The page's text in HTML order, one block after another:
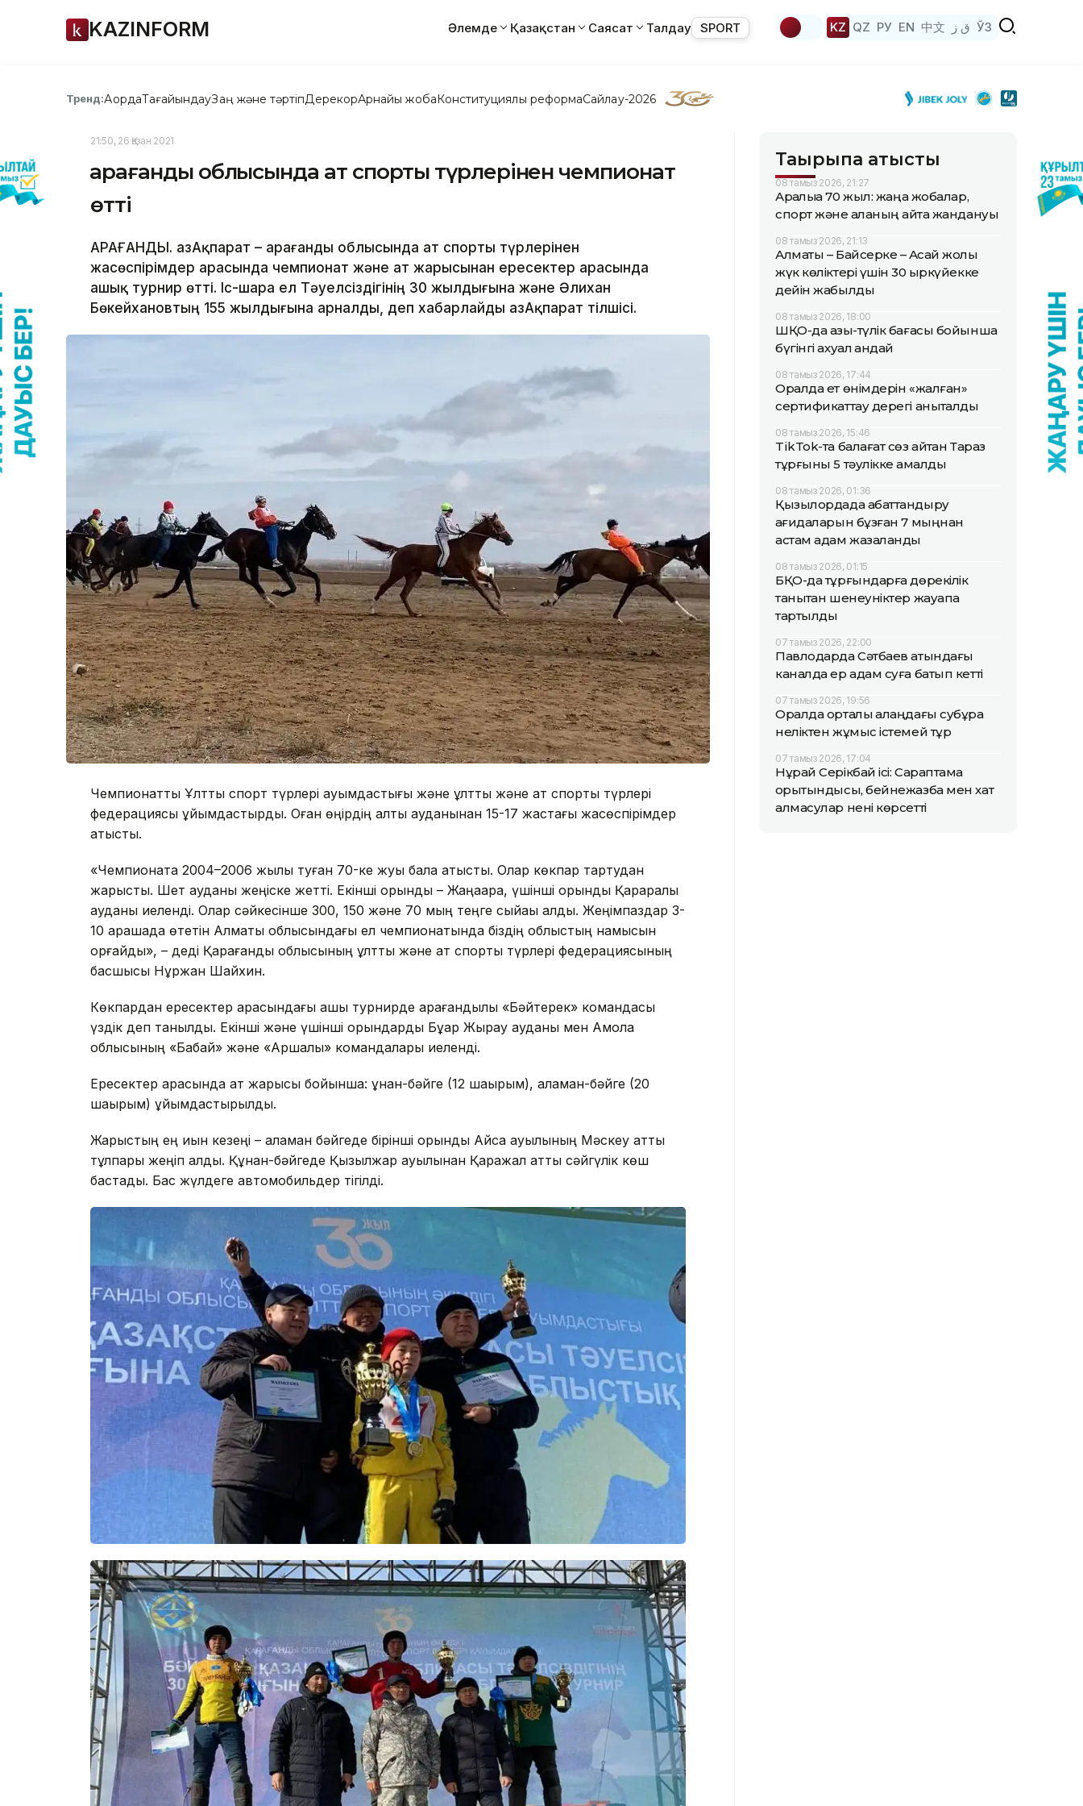
KAZINFORM Әлемде Қазақстан Саясат Талдау SPORT KZ QZ РУ EN 中文 ق ز ЎЗ
Тренд:АқордаТағайындауЗаң және тәртіпДерекқорАрнайы жобаКонституциялық реформаСайлау-2026
21:50, 26 Қазан 2021
Қарағанды облысында ат спорты түрлерінен чемпионат
өтті
ҚАРАҒАНДЫ. ҚазАқпарат – Қарағанды облысында ат спорты түрлерінен
жасөспірімдер арасында чемпионат және ат жарысынан ересектер арасында
ашық турнир өтті. Іс-шара ел Тәуелсіздігінің 30 жылдығына және Әлихан
Бөкейхановтың 155 жылдығына арналды, деп хабарлайды ҚазАқпарат тілшісі.
Чемпионатты Ұлттық спорт түрлері қауымдастығы және ұлттық және ат спорты түрлері
федерациясы ұйымдастырды. Оған өңірдің алты ауданынан 15-17 жастағы жасөспірімдер
қатысты.
«Чемпионатқа 2004–2006 жылы туған 70-ке жуық бала қатысты. Олар көкпар тартудан
жарысты. Шет ауданы жеңіске жетті. Екінші орынды – Жаңаарқа, үшінші орынды Қарқаралы
ауданы иеленді. Олар сәйкесінше 300, 150 және 70 мың теңге сыйақы алды. Жеңімпаздар 3-
10 қарашада өтетін Алматы облысындағы ел чемпионатында біздің облыстың намысын
қорғайды», – деді Қарағанды облысының ұлттық және ат спорты түрлері федерациясының
басшысы Нұржан Шайхин.
Көкпардан ересектер арасындағы ашық турнирде қарағандылық «Бәйтерек» командасы
үздік деп танылды. Екінші және үшінші орындарды Бұқар Жырау ауданы мен Ақмола
облысының «Бабай» және «Аршалы» командалары иеленді.
Ересектер арасында ат жарысы бойынша: құнан-бәйге (12 шақырым), аламан-бәйге (20
шақырым) ұйымдастырылды.
Жарыстың ең қиын кезеңі – аламан бәйгеде бірінші орынды Айса ауылының Мәскеу атты
тұлпары жеңіп алды. Құнан-бәйгеде Қызылжар ауылынан Қаражал атты сәйгүлік көш
бастады. Бас жүлдеге автомобильдер тігілді.
Тақырыпқа қатысты
08 тамыз 2026, 21:27
Арқалыққа 70 жыл: жаңа жобалар,
спорт және қаланың қайта жандануы
08 тамыз 2026, 21:13
Алматы – Байсерке – Ақсай жолы
жүк көліктері үшін 30 қыркүйекке
дейін жабылды
08 тамыз 2026, 18:00
ШҚО-да азық-түлік бағасы бойынша
бүгінгі ахуал қандай
08 тамыз 2026, 17:44
Оралда ет өнімдерін «жалған»
сертификаттау дерегі анықталды
08 тамыз 2026, 15:46
TikTok-та балағат сөз айтқан Тараз
тұрғыны 5 тәулікке қамалды
08 тамыз 2026, 01:36
Қызылордада абаттандыру
қағидаларын бұзған 7 мыңнан
астам адам жазаланды
08 тамыз 2026, 01:15
БҚО-да тұрғындарға дөрекілік
танытқан шенеуніктер жауапқа
тартылды
07 тамыз 2026, 22:00
Павлодарда Сәтбаев атындағы
каналда ер адам суға батып кетті
07 тамыз 2026, 19:56
Оралда орталық алаңдағы субұрқақ
неліктен жұмыс істемей тұр
07 тамыз 2026, 17:04
Нұрай Серікбай ісі: Сараптама
қорытындысы, бейнежазба мен хат
алмасулар нені көрсетті